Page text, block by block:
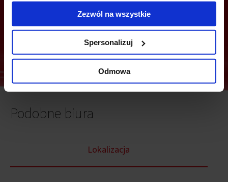
Zezwól na wszystkie
Spersonalizuj
Odmowa
Wyślij
Podobne biura
Lokalizacja